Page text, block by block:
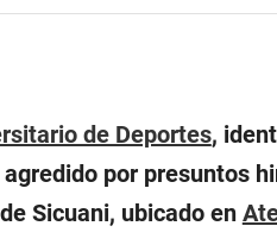
de Deportes,
por presuntos
Sicuani, ubicado en